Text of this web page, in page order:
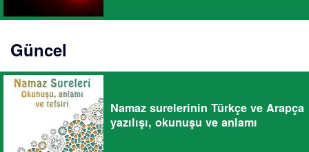
Güncel
Namaz surelerinin Türkçe ve Arapça
yazılışı, okunuşu ve anlamı